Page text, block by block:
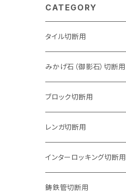
CATEGORY
タイル切断用
105mm（4インチ）
125mm（5インチ）
グラインダー取付用
石井超硬電動切断機 取付用
みかげ石（御影石）切断用
105mm（4インチ）
セグメントタイプ
セグメントタイプ（ビス穴付き
125mm（5インチ）
セグメントタイプ
セグメントタイプ（ビス穴付き
150mm（6インチ）
セグメントタイプ
180mm（7インチ）
ブロック切断用
105mm（4インチ）
セグメントタイプ
ウェーブタイプ
125mm（5インチ）
セグメントタイプ
150mm（6インチ）
レンガ切断用
105mm（4インチ）
セグメントタイプ
125mm（5インチ）
インターロッキング切断用
105mm（4インチ）
鋳鉄管切断用